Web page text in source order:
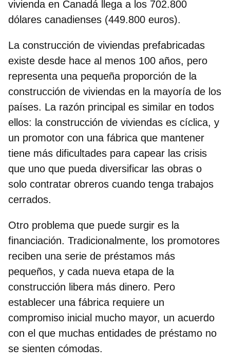
vivienda en Canadá llega a los 702.800
dólares canadienses (449.800 euros).
La construcción de viviendas prefabricadas
existe desde hace al menos 100 años, pero
representa una pequeña proporción de la
construcción de viviendas en la mayoría de los
países. La razón principal es similar en todos
ellos: la construcción de viviendas es cíclica, y
un promotor con una fábrica que mantener
tiene más dificultades para capear las crisis
que uno que pueda diversificar las obras o
solo contratar obreros cuando tenga trabajos
cerrados.
Otro problema que puede surgir es la
financiación. Tradicionalmente, los promotores
reciben una serie de préstamos más
pequeños, y cada nueva etapa de la
construcción libera más dinero. Pero
establecer una fábrica requiere un
compromiso inicial mucho mayor, un acuerdo
con el que muchas entidades de préstamo no
se sienten cómodas.